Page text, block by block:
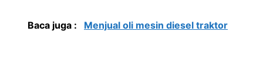
Baca juga : Menjual oli mesin diesel traktor